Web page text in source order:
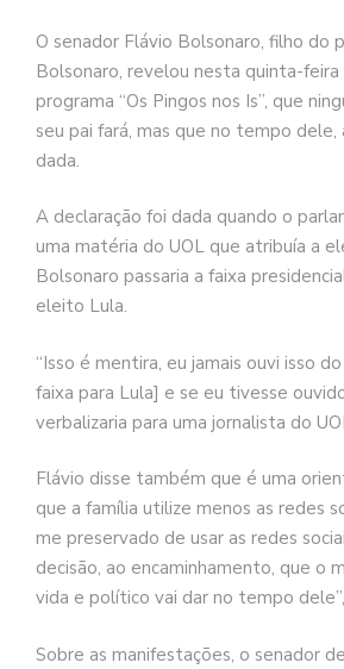
O senador Flávio Bolsonaro, filho do
Bolsonaro, revelou nesta quinta-
programa “Os Pingos nos Is”, que
seu pai fará, mas que no tempo dele,
dada.
A declaração foi dada quando o
uma matéria do UOL que atribuía a
Bolsonaro passaria a faixa
eleito Lula.
“Isso é mentira, eu jamais ouvi isso
faixa para Lula] e se eu tivesse
verbalizaria para uma jornalista do
Flávio disse também que é uma
que a família utilize menos as redes
me preservado de usar as redes
decisão, ao encaminhamento, que o
vida e político vai dar no tempo
Sobre as manifestações, o senador